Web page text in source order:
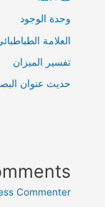
وحدة الوجود
العلامة
تفسير الميزان
حديث عنوان
Commenter